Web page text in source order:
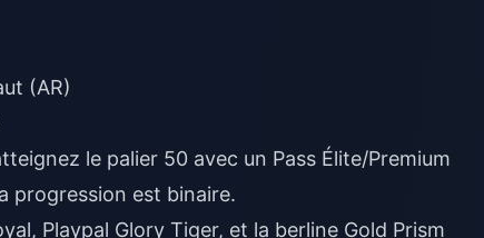
(AR)
le palier 50 avec un Pass Élite/Premium
progression est binaire.
Playpal Glory Tiger, et la berline Gold Prism